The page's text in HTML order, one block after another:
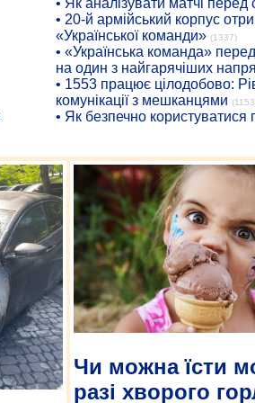
• Як аналізувати матчі
• 20-й армійський корпус
«Української команди» (1337)
• «Українська команда»
на один з найгарячіших
• 1553 працює цілодобово:
комунікації з мешканцями
• Як безпечно
Чи можна їсти
разі хворого